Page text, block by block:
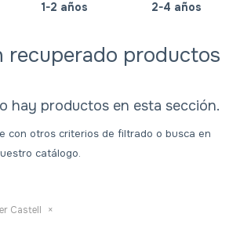
1-2 años 2-4 años
recuperado productos
hay productos en esta sección.
con otros criterios de filtrado o busca en
catálogo.
Castell